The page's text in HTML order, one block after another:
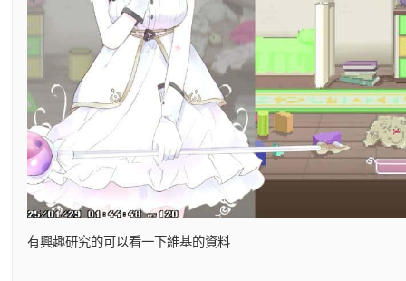
有興趣研究的可以看一下維基的資料